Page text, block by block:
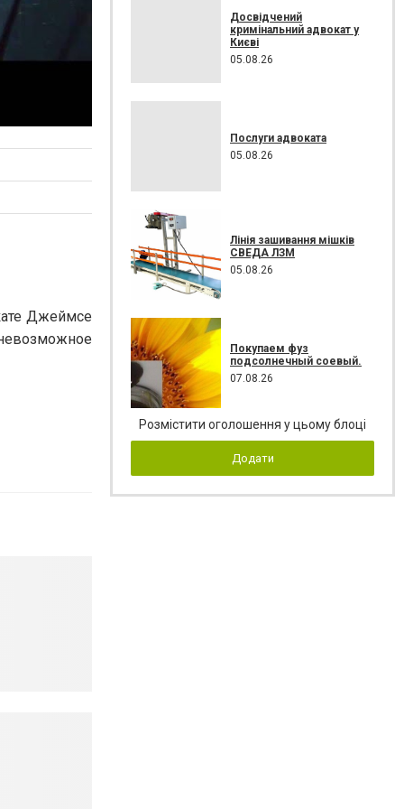
Джеймсе
Досвідчений
кримінальний адвокат у
Києві
05.08.26
Послуги адвоката
05.08.26
Лінія зашивання мішків
СВЕДА ЛЗМ
05.08.26
Покупаем фуз
подсолнечный соевый.
07.08.26
Розмістити оголошення у цьому блоці
Додати